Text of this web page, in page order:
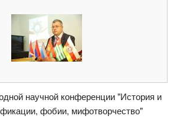
научной конференции "История и
фобии, мифотворчество"